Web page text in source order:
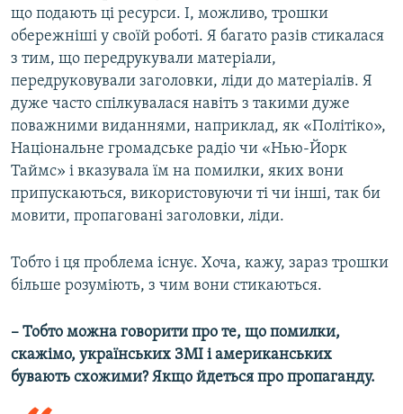
що подають ці ресурси. І, можливо, трошки
обережніші у своїй роботі. Я багато разів стикалася
з тим, що передрукували матеріали,
передруковували заголовки, ліди до матеріалів. Я
дуже часто спілкувалася навіть з такими дуже
поважними виданнями, наприклад, як «Політіко»,
Національне громадське радіо чи «Нью-Йорк
Таймс» і вказувала їм на помилки, яких вони
припускаються, використовуючи ті чи інші, так би
мовити, пропаговані заголовки, ліди.
Тобто і ця проблема існує. Хоча, кажу, зараз трошки
більше розуміють, з чим вони стикаються.
– Тобто можна говорити про те, що помилки,
скажімо, українських ЗМІ і американських
бувають схожими? Якщо йдеться про пропаганду.